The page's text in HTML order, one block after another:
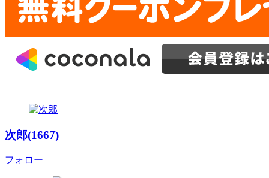
次郎(1667)
フォロー